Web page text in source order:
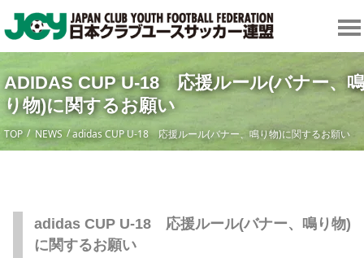
ADIDAS CUP U-18 応援ルール(バナー、鳴
り物)に関するお願い
TOP NEWS adidas CUP U-18 応援ルール(バナー、鳴り物)に関するお願い
adidas CUP U-18 応援ルール(バナー、鳴り物)
に関するお願い